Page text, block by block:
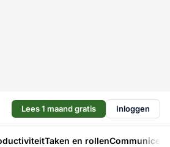
Lees 1 maand gratis Inloggen
Taken en rollen